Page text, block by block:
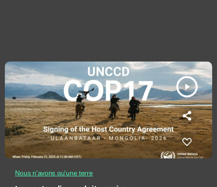
play_arrow
Nous n'avons qu'une terre